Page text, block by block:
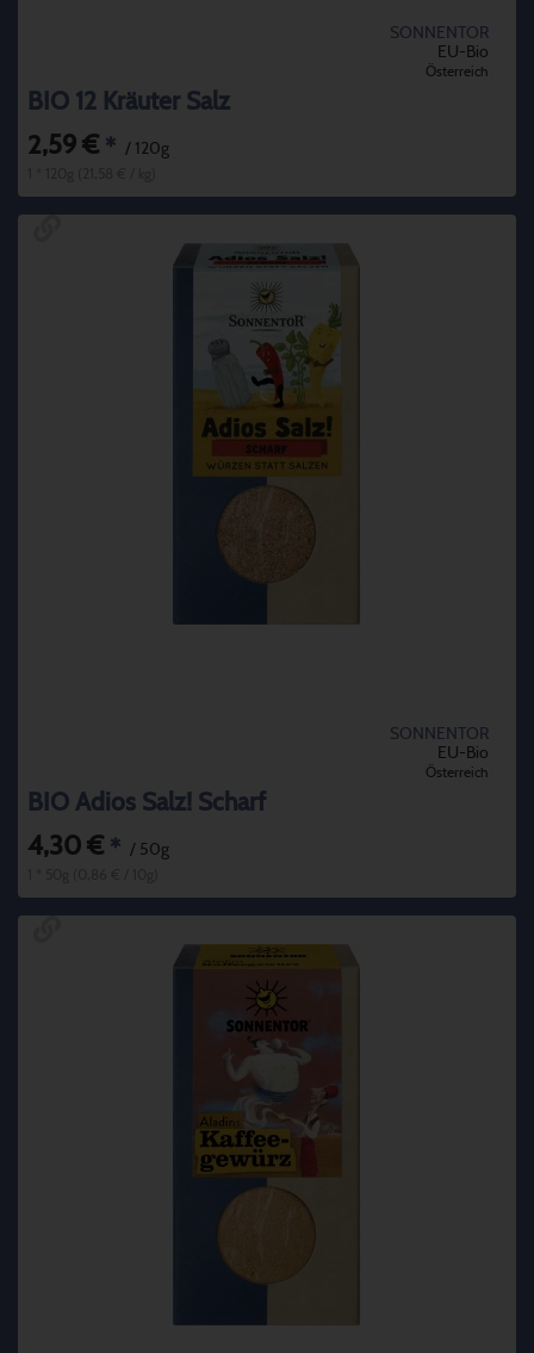
SONNENTOR
EU-Bio
Österreich
BIO 12 Kräuter Salz
2,59 € * / 120g
SONNENTOR
EU-Bio
Österreich
BIO Adios Salz! Scharf
4,30 € * / 50g